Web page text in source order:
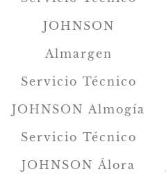
JOHNSON
Almargen
Servicio Técnico
JOHNSON Almogía
Servicio Técnico
JOHNSON Álora